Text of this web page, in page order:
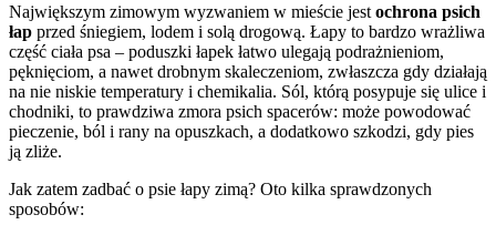
Największym zimowym wyzwaniem w mieście jest ochrona psich
łap przed śniegiem, lodem i solą drogową. Łapy to bardzo wrażliwa
część ciała psa – poduszki łapek łatwo ulegają podrażnieniom,
pęknięciom, a nawet drobnym skaleczeniom, zwłaszcza gdy działają
na nie niskie temperatury i chemikalia. Sól, którą posypuje się ulice i
chodniki, to prawdziwa zmora psich spacerów: może powodować
pieczenie, ból i rany na opuszkach, a dodatkowo szkodzi, gdy pies
ją zliże.
Jak zatem zadbać o psie łapy zimą? Oto kilka sprawdzonych
sposobów: